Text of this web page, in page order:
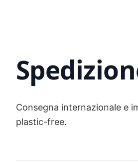
Consegna internazionale e
plastic-free.